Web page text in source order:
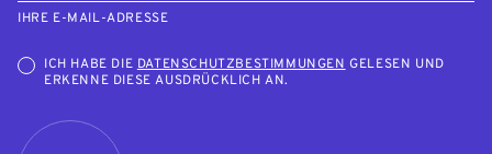
IHRE E-MAIL-ADRESSE
ICH HABE DIEDATENSCHUTZBESTIMMUNGENGELESEN UND
ERKENNE DIESE AUSDRÜCKLICH AN.